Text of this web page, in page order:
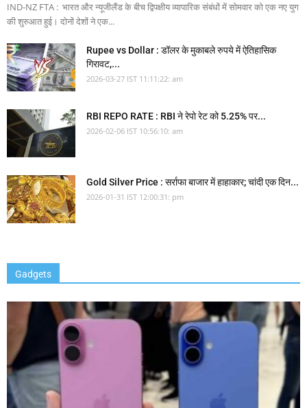
IND-NZ FTA : भारत और न्यूजीलैंड के बीच द्विपक्षीय व्यापारिक संबंधों में सोमवार को एक नए युग
की शुरुआत हुई। दोनों देशों ने एक...
Rupee vs Dollar : डॉलर के मुकाबले रुपये में ऐतिहासिक
गिरावट,...
2026-03-27 IST 11:11:22: am
RBI REPO RATE : RBI ने रेपो रेट को 5.25% पर...
2026-02-06 IST 10:56:10: am
Gold Silver Price : सर्राफा बाजार में हाहाकार; चांदी एक दिन...
2026-01-31 IST 12:00:31: pm
Gadgets